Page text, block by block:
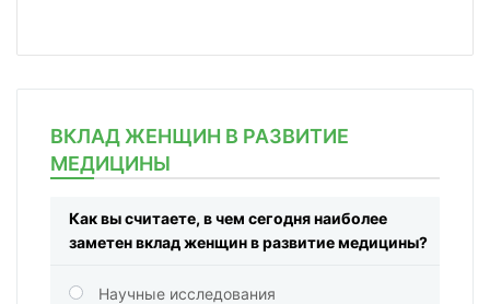
ВКЛАД ЖЕНЩИН В РАЗВИТИЕ
МЕДИЦИНЫ
Как вы считаете, в чем сегодня наиболее
заметен вклад женщин в развитие медицины?
Научные исследования